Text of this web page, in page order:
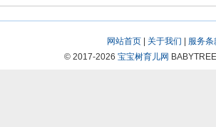
网站首页 关于我们
服务条
© 2017-2026 宝宝树育儿网